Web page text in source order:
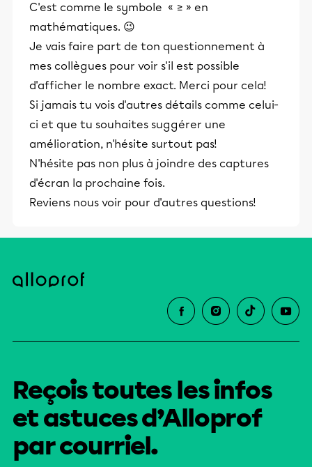
C'est comme le symbole « ≥ » en
mathématiques. 😉
Je vais faire part de ton questionnement à
mes collègues pour voir s'il est possible
d'afficher le nombre exact. Merci pour cela!
Si jamais tu vois d'autres détails comme celui-
ci et que tu souhaites suggérer une
amélioration, n'hésite surtout pas!
N'hésite pas non plus à joindre des captures
d'écran la prochaine fois.
Reviens nous voir pour d'autres questions!
Reçois toutes les infos
et astuces d’Alloprof
par courriel.